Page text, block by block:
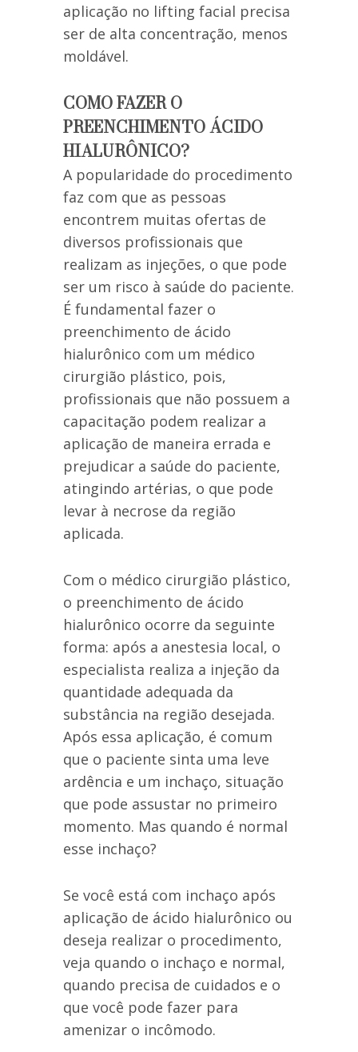
aplicação no lifting facial precisa
ser de alta concentração, menos
moldável.
COMO FAZER O
PREENCHIMENTO ÁCIDO
HIALURÔNICO?
A popularidade do procedimento
faz com que as pessoas
encontrem muitas ofertas de
diversos profissionais que
realizam as injeções, o que pode
ser um risco à saúde do paciente.
É fundamental fazer o
preenchimento de ácido
hialurônico com um médico
cirurgião plástico, pois,
profissionais que não possuem a
capacitação podem realizar a
aplicação de maneira errada e
prejudicar a saúde do paciente,
atingindo artérias, o que pode
levar à necrose da região
aplicada.
Com o médico cirurgião plástico,
o preenchimento de ácido
hialurônico ocorre da seguinte
forma: após a anestesia local, o
especialista realiza a injeção da
quantidade adequada da
substância na região desejada.
Após essa aplicação, é comum
que o paciente sinta uma leve
ardência e um inchaço, situação
que pode assustar no primeiro
momento. Mas quando é normal
esse inchaço?
Se você está com inchaço após
aplicação de ácido hialurônico ou
deseja realizar o procedimento,
veja quando o inchaço e normal,
quando precisa de cuidados e o
que você pode fazer para
amenizar o incômodo.